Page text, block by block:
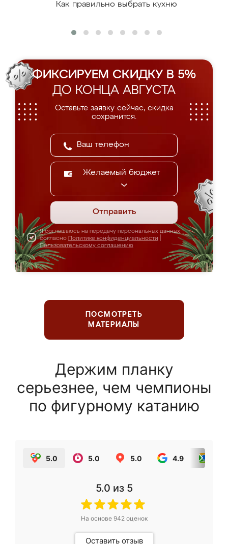
Как правильно выбрать кухню
ФИКСИРУЕМ СКИДКУ В 5%
ДО КОНЦА АВГУСТА
Оставьте заявку сейчас, скидка
сохранится.
Желаемый бюджет
Отправить
Я соглашаюсь на передачу персональных данных
согласно Политике конфиденциальности
Пользовательскому соглашению
ПОСМОТРЕТЬ
МАТЕРИАЛЫ
Держим планку
серьезнее, чем чемпионы
по фигурному катанию
5.0 5.0 5.0 4.9
5.0 из 5
На основе 942оценок
Оставить отзыв